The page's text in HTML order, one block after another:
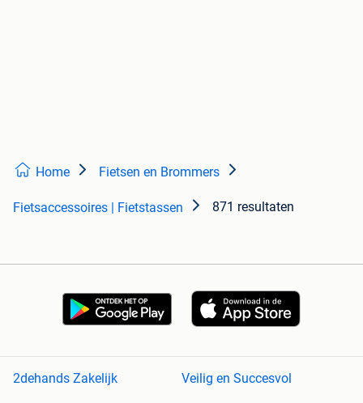
Home Fietsen en Brommers
Fietsaccessoires | Fietstassen 871 resultaten
2dehands Zakelijk
Veilig en Succesvol